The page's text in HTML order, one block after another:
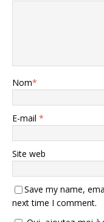
Nom*
E-mail *
Site web
Save my name,
next time I comment.